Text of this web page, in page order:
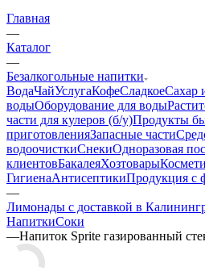
Главная
—
Каталог
—
Безалкогольные напитки
ВодаЧайУслугаКофеСладкоеСахар
водыОборудование для воды
части для кулеров (б/у)Продукты
приготовленияЗапасные части
водоочисткиСнекиОдноразовая
клиентовБакалеяХозтовары
ГигиенаАнтисептикиПродукция с
—
Лимонады с доставкой в
НапиткиСоки
—Напиток Sprite газированный